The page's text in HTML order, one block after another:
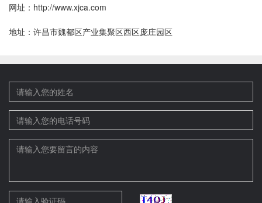
网址：http://www.xjca.com
地址：许昌市魏都区产业集聚区西区庞庄园区